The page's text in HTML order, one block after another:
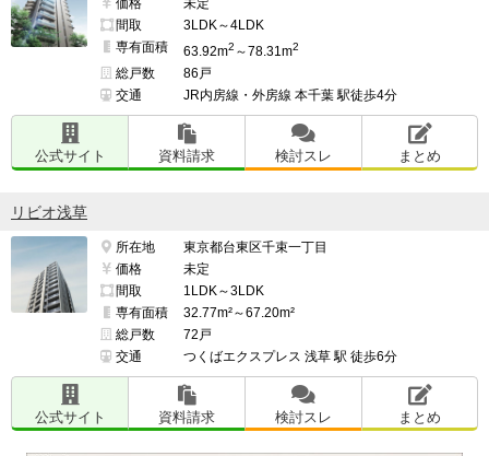
価格
未定
間取
3LDK～4LDK
専有面積
63.92m2 ～78.31m2
総戸数
86戸
交通
JR内房線・外房線 本千葉 駅徒歩4分
公式サイト 資料請求 検討スレ まとめ
リビオ浅草
所在地
東京都台東区千束一丁目
価格
未定
間取
1LDK～3LDK
専有面積
32.77m²～67.20m²
総戸数
72戸
交通
つくばエクスプレス 浅草 駅 徒歩6分
公式サイト 資料請求 検討スレ まとめ